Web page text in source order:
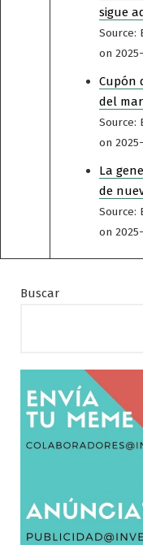
sigue
Source:
on
Cupón
del
Source:
on
La
de
Source:
on
Buscar